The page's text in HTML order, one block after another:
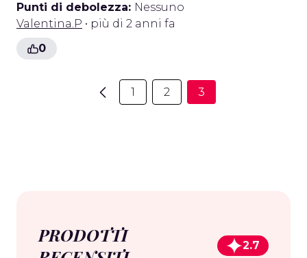
Punti di debolezza: Nessuno
Valentina.P • più di 2 anni fa
0
1 2 3
PRODOTTI
2.7